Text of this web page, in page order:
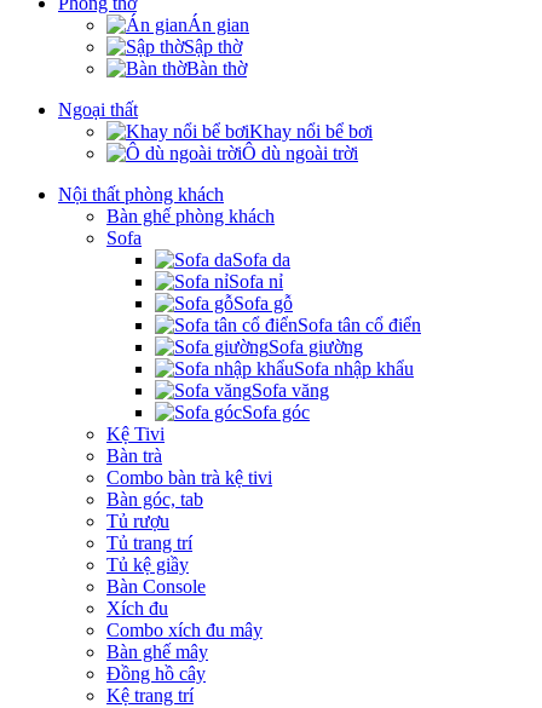
Án gian
Sập thờ
Bàn thờ
Ngoại thất
Khay nổi bể bơi
Ô dù ngoài trời
Nội thất phòng khách
Bàn ghế phòng khách
Sofa
Sofa da
Sofa nỉ
Sofa gỗ
Sofa tân cổ điển
Sofa giường
Sofa nhập khẩu
Sofa văng
Sofa góc
Kệ Tivi
Bàn trà
Combo bàn trà kệ tivi
Bàn góc, tab
Tủ rượu
Tủ trang trí
Tủ kệ giầy
Bàn Console
Xích đu
Combo xích đu mây
Bàn ghế mây
Đồng hồ cây
Kệ trang trí